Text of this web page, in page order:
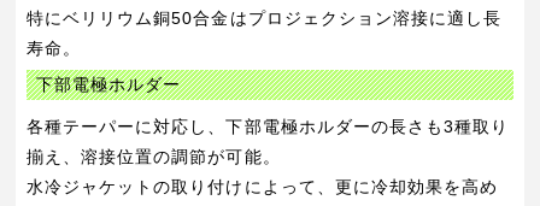
特にベリリウム銅50合金はプロジェクション溶接に適し長
寿命。
下部電極ホルダー
各種テーパーに対応し、下部電極ホルダーの長さも3種取り
揃え、溶接位置の調節が可能。
水冷ジャケットの取り付けによって、更に冷却効果を高め